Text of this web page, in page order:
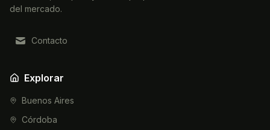
del mercado.
Contacto
Explorar
Buenos Aires
Córdoba